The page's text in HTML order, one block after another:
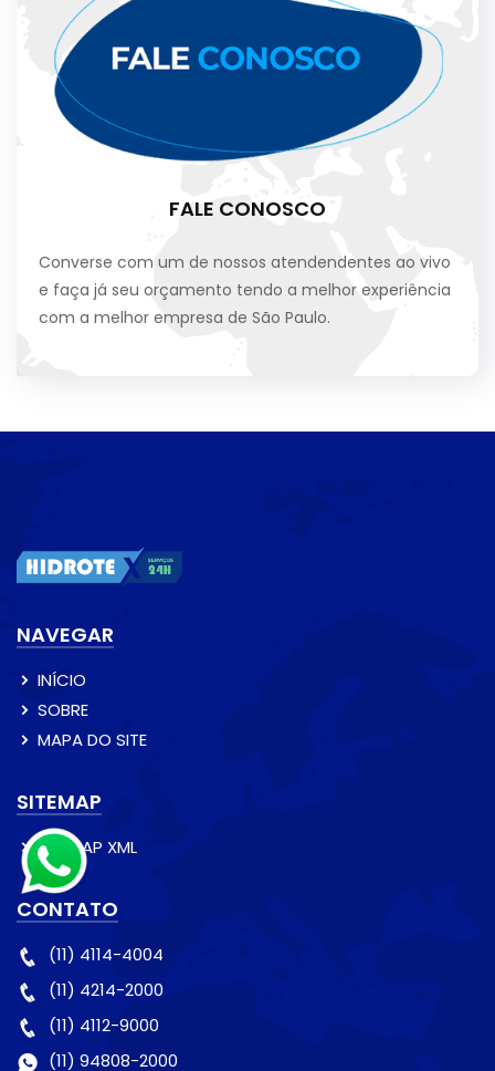
FALE CONOSCO
Converse com um de nossos atendendentes ao vivo
e faça já seu orçamento tendo a melhor experiência
com a melhor empresa de São Paulo.
NAVEGAR
INÍCIO
SOBRE
MAPA DO SITE
SITEMAP
SITEMAP XML
CONTATO
(11) 4114-4004
(11) 4214-2000
(11) 4112-9000
(11) 94808-2000